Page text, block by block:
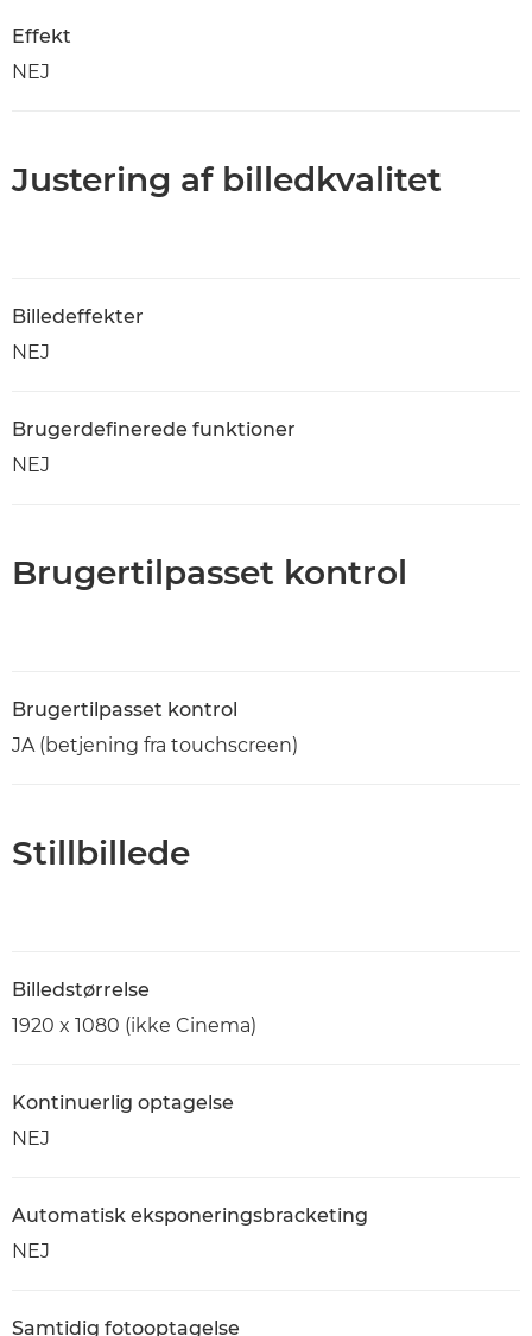
Effekt
NEJ
Justering af billedkvalitet
Billedeffekter
NEJ
Brugerdefinerede funktioner
NEJ
Brugertilpasset kontrol
Brugertilpasset kontrol
JA (betjening fra touchscreen)
Stillbillede
Billedstørrelse
1920 x 1080 (ikke Cinema)
Kontinuerlig optagelse
NEJ
Automatisk eksponeringsbracketing
NEJ
Samtidig fotooptagelse